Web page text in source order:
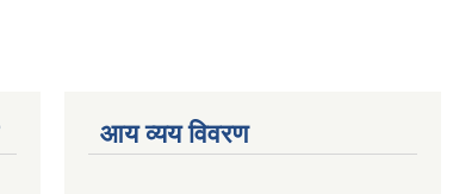
आय व्यय विवरण